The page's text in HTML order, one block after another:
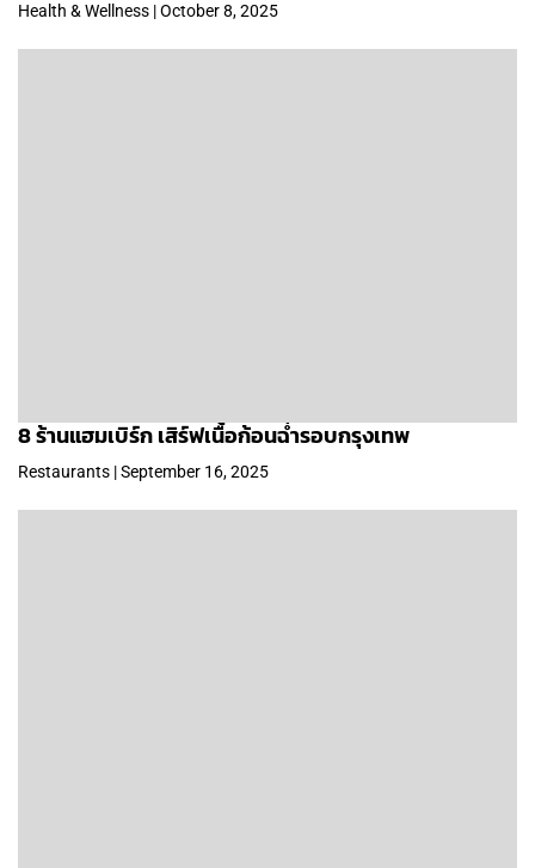
Health & Wellness | October 8, 2025
8 ร้านแฮมเบิร์ก เสิร์ฟเนื้อก้อนฉ่ำรอบกรุงเทพ
Restaurants | September 16, 2025